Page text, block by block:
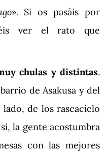
Si os pasáis por
ver el rato que
chulas y distintas.
de Asakusa y del
de los rascacielo
la gente acostumbra
con las mejores